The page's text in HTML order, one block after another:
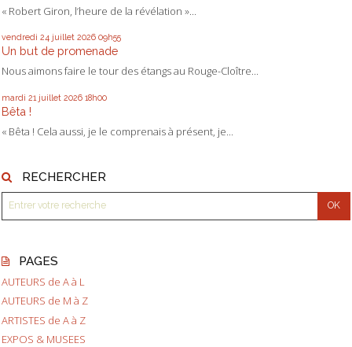
« Robert Giron, l’heure de la révélation »...
vendredi 24 juillet 2026 09h55
Un but de promenade
Nous aimons faire le tour des étangs au Rouge-Cloître...
mardi 21 juillet 2026 18h00
Bêta !
« Bêta ! Cela aussi, je le comprenais à présent, je...
RECHERCHER
PAGES
AUTEURS de A à L
AUTEURS de M à Z
ARTISTES de A à Z
EXPOS & MUSEES